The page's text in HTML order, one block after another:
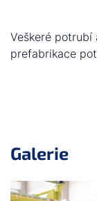
Veškeré
prefabrikace
Galerie
Přeskočit